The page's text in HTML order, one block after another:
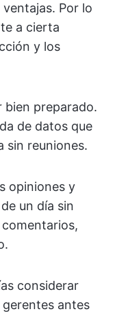
Por lo
a cierta
y los
bien preparado.
de datos que
sin reuniones.
opiniones y
un día sin
considerar
antes